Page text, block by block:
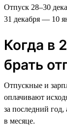
Отпуск 28–30
31 декабря — 10
Когда в
брать
Отпускные и
оплачивают
за последний
в месяце.